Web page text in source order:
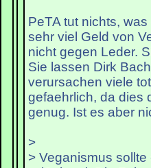
PeTA tut nichts,
sehr viel Geld von
nicht gegen Leder.
Sie lassen Dirk
verursachen viele
gefaehrlich, da dies
genug. Ist es aber
>
> Veganismus